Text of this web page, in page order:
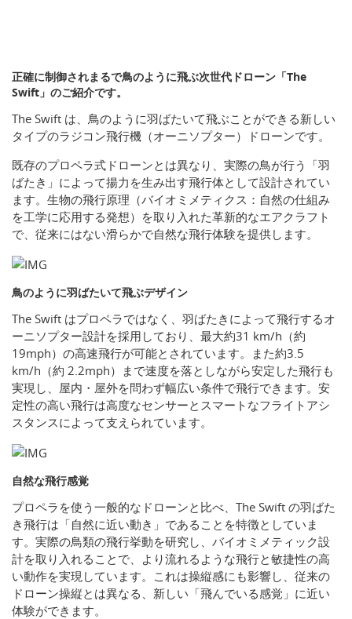
正確に制御されまるで鳥のように飛ぶ次世代ドローン「The
Swift」のご紹介です。
The Swift は、鳥のように羽ばたいて飛ぶことができる新しい
タイプのラジコン飛行機（オーニソプター）ドローンです。
既存のプロペラ式ドローンとは異なり、実際の鳥が行う「羽
ばたき」によって揚力を生み出す飛行体として設計されてい
ます。生物の飛行原理（バイオミメティクス：自然の仕組み
を工学に応用する発想）を取り入れた革新的なエアクラフト
で、従来にはない滑らかで自然な飛行体験を提供します。
鳥のように羽ばたいて飛ぶデザイン
The Swift はプロペラではなく、羽ばたきによって飛行するオ
ーニソプター設計を採用しており、最大約31 km/h（約
19mph）の高速飛行が可能とされています。また約3.5
km/h（約 2.2mph）まで速度を落としながら安定した飛行も
実現し、屋内・屋外を問わず幅広い条件で飛行できます。安
定性の高い飛行は高度なセンサーとスマートなフライトアシ
スタンスによって支えられています。
自然な飛行感覚
プロペラを使う一般的なドローンと比べ、The Swift の羽ばた
き飛行は「自然に近い動き」であることを特徴としていま
す。実際の鳥類の飛行挙動を研究し、バイオミメティック設
計を取り入れることで、より流れるような飛行と敏捷性の高
い動作を実現しています。これは操縦感にも影響し、従来の
ドローン操縦とは異なる、新しい「飛んでいる感覚」に近い
体験ができます。